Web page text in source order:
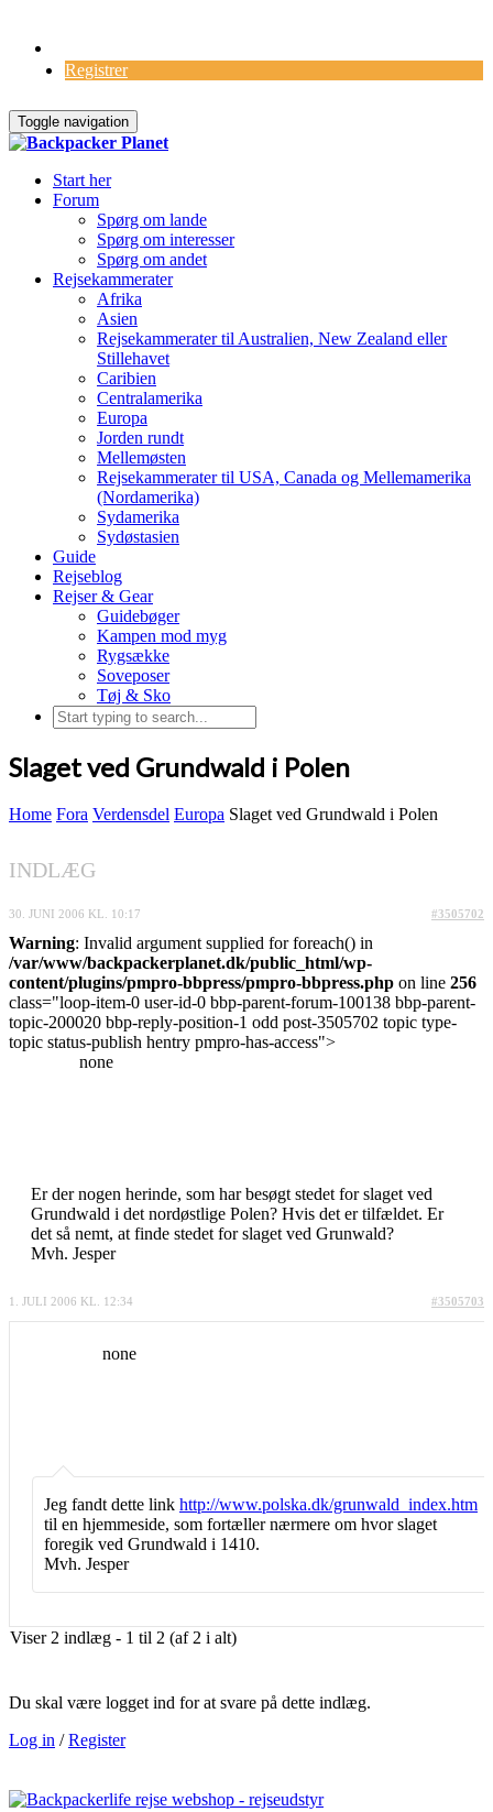
Registrer
Toggle navigation
Start her
Forum
Spørg om lande
Spørg om interesser
Spørg om andet
Rejsekammerater
Afrika
Asien
Rejsekammerater til Australien, New Zealand eller
Stillehavet
Caribien
Centralamerika
Europa
Jorden rundt
Mellemøsten
Rejsekammerater til USA, Canada og Mellemamerika
(Nordamerika)
Sydamerika
Sydøstasien
Guide
Rejseblog
Rejser & Gear
Guidebøger
Kampen mod myg
Rygsække
Soveposer
Tøj & Sko
Slaget ved Grundwald i Polen
Home Fora Verdensdel Europa Slaget ved Grundwald i Polen
INDLÆG
30. JUNI 2006 KL. 10:17 #3505702
Warning: Invalid argument supplied for foreach() in
/var/www/backpackerplanet.dk/public_html/wp-
content/plugins/pmpro-bbpress/pmpro-bbpress.php on line 256
class="loop-item-0 user-id-0 bbp-parent-forum-100138 bbp-parent-
topic-200020 bbp-reply-position-1 odd post-3505702 topic type-
topic status-publish hentry pmpro-has-access">
none
Er der nogen herinde, som har besøgt stedet for slaget ved
Grundwald i det nordøstlige Polen? Hvis det er tilfældet. Er
det så nemt, at finde stedet for slaget ved Grunwald?
Mvh. Jesper
1. JULI 2006 KL. 12:34 #3505703
none
Jeg fandt dette link http://www.polska.dk/grunwald_index.htm
til en hjemmeside, som fortæller nærmere om hvor slaget
foregik ved Grundwald i 1410.
Mvh. Jesper
Viser 2 indlæg - 1 til 2 (af 2 i alt)
Du skal være logget ind for at svare på dette indlæg.
Log in /Register